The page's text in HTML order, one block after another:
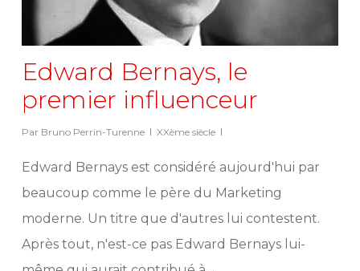
Edward Bernays, le
premier influenceur
Par Bruno Perrin-Turenne XXème siècle
Edward Bernays est considéré aujourd'hui par
beaucoup comme le père du Marketing
moderne. Un titre que d'autres lui contestent.
Après tout, n'est-ce pas Edward Bernays lui-